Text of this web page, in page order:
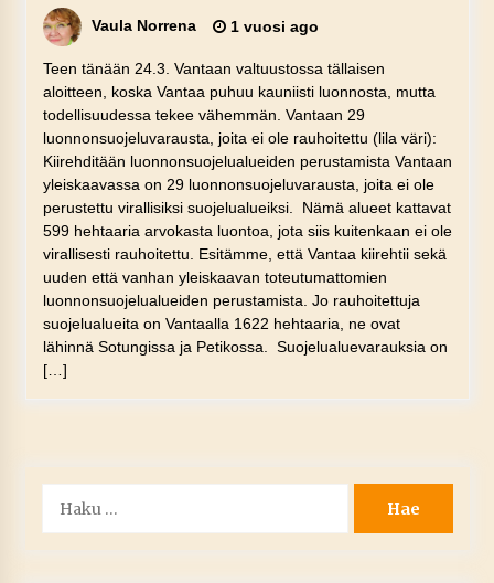
Vaula Norrena 1 vuosi ago
Teen tänään 24.3. Vantaan valtuustossa tällaisen
aloitteen, koska Vantaa puhuu kauniisti luonnosta, mutta
todellisuudessa tekee vähemmän. Vantaan 29
luonnonsuojeluvarausta, joita ei ole rauhoitettu (lila väri):
Kiirehditään luonnonsuojelualueiden perustamista Vantaan
yleiskaavassa on 29 luonnonsuojeluvarausta, joita ei ole
perustettu virallisiksi suojelualueiksi. Nämä alueet kattavat
599 hehtaaria arvokasta luontoa, jota siis kuitenkaan ei ole
virallisesti rauhoitettu. Esitämme, että Vantaa kiirehtii sekä
uuden että vanhan yleiskaavan toteutumattomien
luonnonsuojelualueiden perustamista. Jo rauhoitettuja
suojelualueita on Vantaalla 1622 hehtaaria, ne ovat
lähinnä Sotungissa ja Petikossa. Suojelualuevarauksia on
[…]